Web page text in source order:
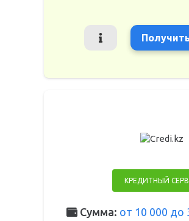
КРЕДИТНЫЙ
Сумма: от 10 000 до